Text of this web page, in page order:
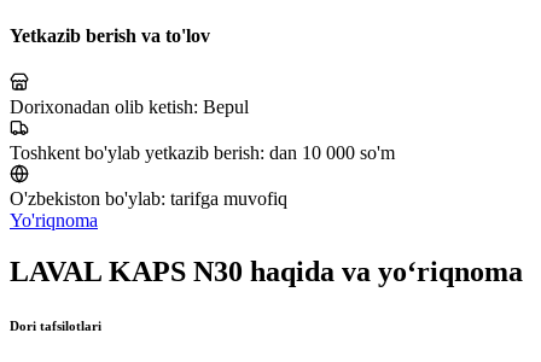
Yetkazib berish va to'lov
Dorixonadan olib ketish: Bepul
Toshkent bo'ylab yetkazib berish: dan 10 000 so'm
O'zbekiston bo'ylab: tarifga muvofiq
Yo'riqnoma
LAVAL KAPS N30 haqida va yo‘riqnoma
Dori tafsilotlari